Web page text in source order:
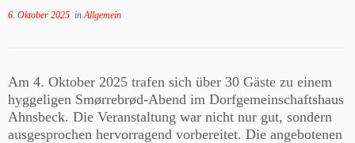
6. Oktober 2025 inAllgemein
Am 4. Oktober 2025 trafen sich über 30 Gäste zu einem
hyggeligen Smørrebrød-Abend im Dorfgemeinschaftshaus
Ahnsbeck. Die Veranstaltung war nicht nur gut, sondern
ausgesprochen hervorragend vorbereitet. Die angebotenen